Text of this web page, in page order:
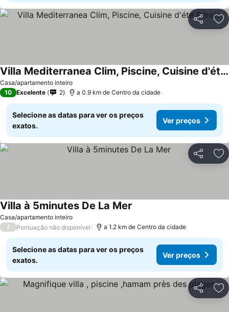
Partilhar
Casa/apartamento inteiro
Villa Mediterranea Clim, Piscine, Cuisine d'été Pérols
10 Excelente 2 a 0.9 km de Centro da cidade
Selecione as datas para ver os preços
exatos.
Ver preços
Partilhar
Casa/apartamento inteiro
Villa à 5minutes De La Mer
/ Pontuação não disponível a 1.2 km de Centro da cidade
Selecione as datas para ver os preços
exatos.
Ver preços
Partilhar